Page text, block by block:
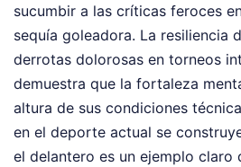
sucumbir a las críticas feroces
sequía goleadora. La resiliencia
derrotas dolorosas en torneos
demuestra que la fortaleza
altura de sus condiciones
en el deporte actual se
el delantero es un ejemplo claro